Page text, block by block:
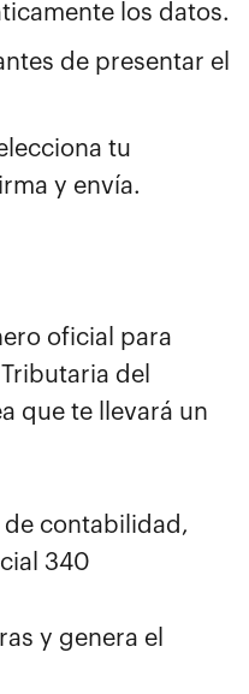
los datos.
de presentar el
tu
y envía.
oficial para
del
que te llevará un
contabilidad,
340
y genera el